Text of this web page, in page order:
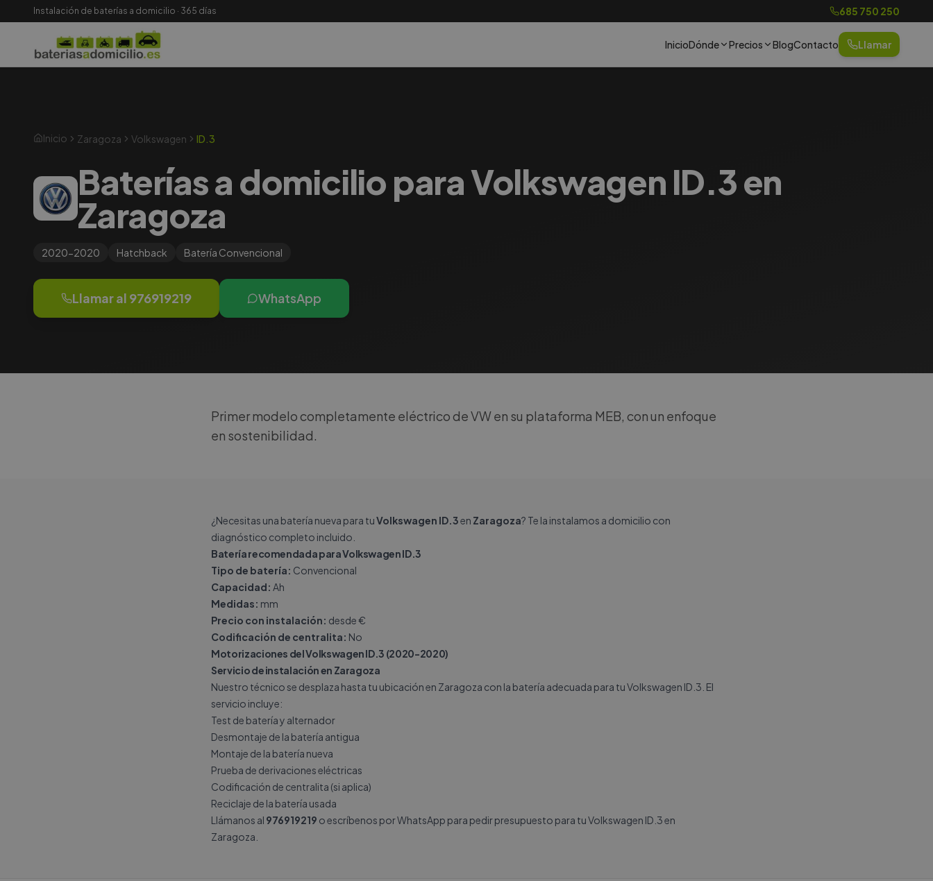
Instalación de baterías a domicilio · 365 días 685 750 250
InicioDónde Precios BlogContacto Llamar
Inicio Zaragoza Volkswagen ID.3
Baterías a domicilio para Volkswagen ID.3 en
Zaragoza
2020-2020 Hatchback Batería Convencional
Llamar al 976919219 WhatsApp
Primer modelo completamente eléctrico de VW en su plataforma MEB, con un enfoque
en sostenibilidad.
¿Necesitas una batería nueva para tuVolkswagen ID.3en Zaragoza? Te la instalamos a domicilio con
diagnóstico completo incluido.
Batería recomendada para Volkswagen ID.3
Tipo de batería: Convencional
Capacidad: Ah
Medidas: mm
Precio con instalación: desde €
Codificación de centralita: No
Motorizaciones del Volkswagen ID.3 (2020-2020)
Servicio de instalación en Zaragoza
Nuestro técnico se desplaza hasta tu ubicación en Zaragoza con la batería adecuada para tu Volkswagen ID.3. El
servicio incluye:
Test de batería y alternador
Desmontaje de la batería antigua
Montaje de la batería nueva
Prueba de derivaciones eléctricas
Codificación de centralita (si aplica)
Reciclaje de la batería usada
Llámanos al 976919219 o escríbenos porWhatsApp para pedir presupuesto para tu Volkswagen ID.3 en
Zaragoza.